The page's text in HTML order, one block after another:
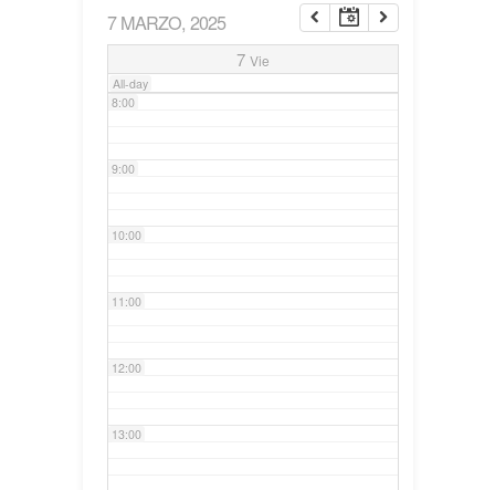
7 MARZO, 2025
7 Vie
All-day
7:00
8:00
9:00
10:00
11:00
12:00
13:00